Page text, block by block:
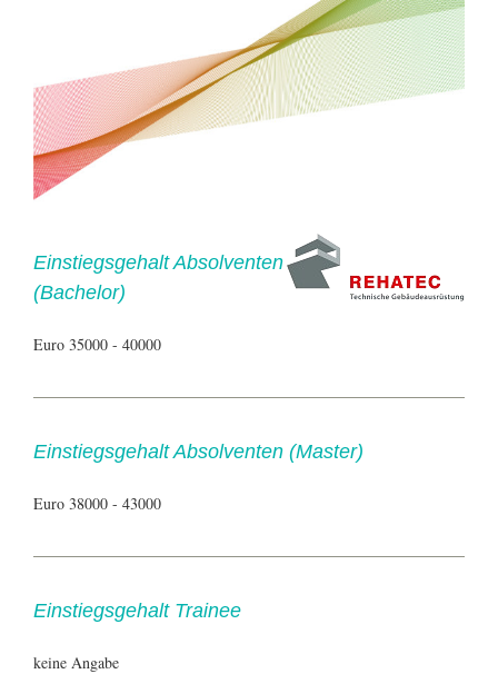
Einstiegsgehalt Absolventen
(Bachelor)
Euro 35000 - 40000
Einstiegsgehalt Absolventen (Master)
Euro 38000 - 43000
Einstiegsgehalt Trainee
keine Angabe